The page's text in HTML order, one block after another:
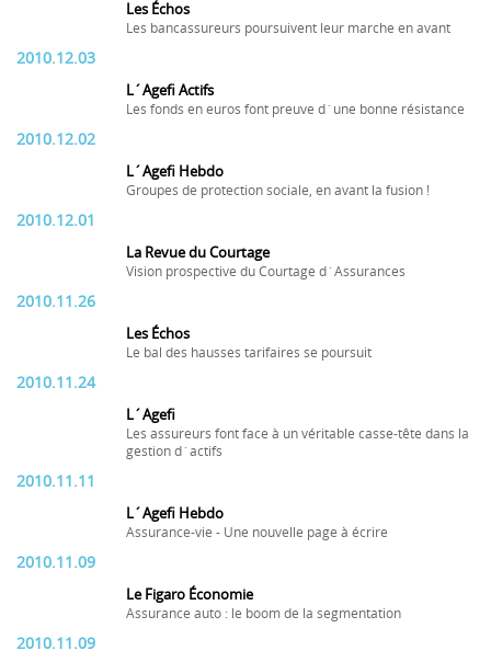
Les Échos
Les bancassureurs poursuivent leur marche en avant
2010.12.03
L´Agefi Actifs
Les fonds en euros font preuve d´une bonne résistance
2010.12.02
L´Agefi Hebdo
Groupes de protection sociale, en avant la fusion !
2010.12.01
La Revue du Courtage
Vision prospective du Courtage d´Assurances
2010.11.26
Les Échos
Le bal des hausses tarifaires se poursuit
2010.11.24
L´Agefi
Les assureurs font face à un véritable casse-tête dans la
gestion d´actifs
2010.11.11
L´Agefi Hebdo
Assurance-vie - Une nouvelle page à écrire
2010.11.09
Le Figaro Économie
Assurance auto : le boom de la segmentation
2010.11.09